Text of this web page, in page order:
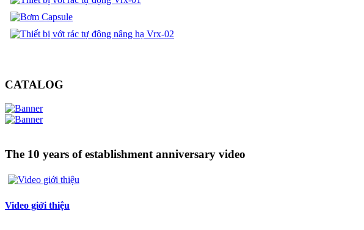
CATALOG
The 10 years of establishment anniversary video
Video giới thiệu